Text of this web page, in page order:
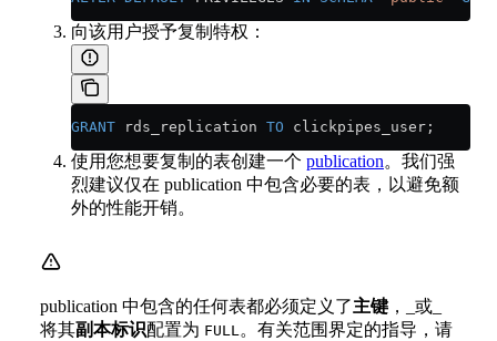
向该用户授予复制特权：
GRANT rds_replication TO clickpipes_user;
使用您想要复制的表创建一个 publication。我们强
烈建议仅在 publication 中包含必要的表，以避免额
外的性能开销。
publication 中包含的任何表都必须定义了主键 ，_或_
将其副本标识配置为 FULL。有关范围界定的指导，请